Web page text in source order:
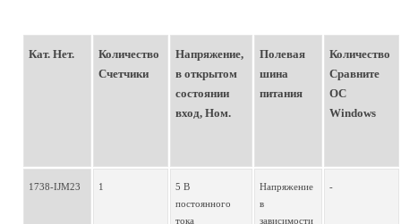
Кат. Нет.
Количество
Счетчики
Напряжение,
в открытом
состоянии
вход, Ном.
Полевая
шина
питания
Количество
Сравните
ОС
Windows
1738-IJM23 1
5 В
постоянного
тока
Напряжение
в
зависимости
-